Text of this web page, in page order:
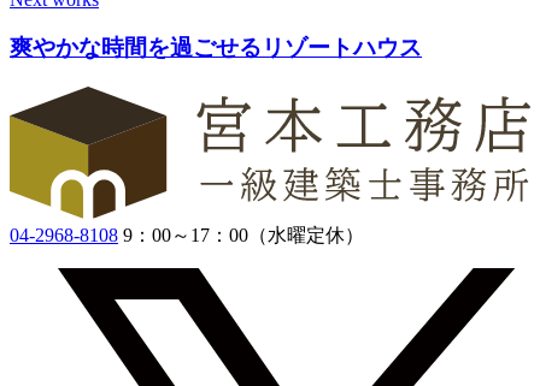
爽やかな時間を過ごせるリゾートハウス
04-2968-8108 9：00～17：00（水曜定休）